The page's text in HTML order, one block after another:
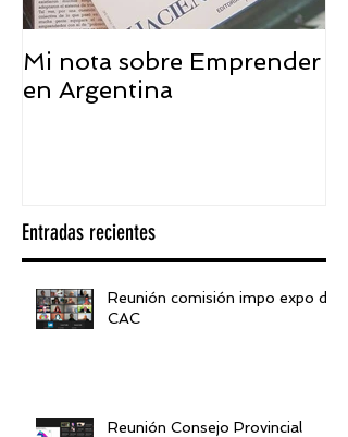
Mi nota sobre Emprender
en Argentina
Entradas recientes
Reunión comisión impo expo de
CAC
Reunión Consejo Provincial